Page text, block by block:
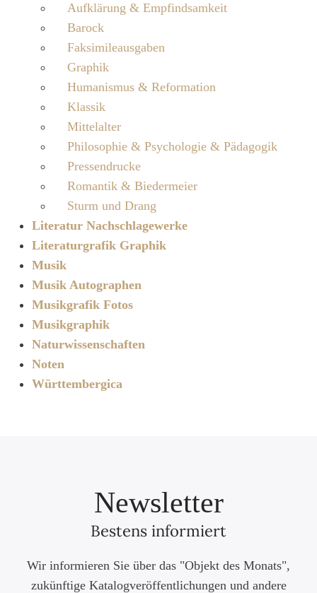
Aufklärung & Empfindsamkeit
Barock
Faksimileausgaben
Graphik
Humanismus & Reformation
Klassik
Mittelalter
Philosophie & Psychologie & Pädagogik
Pressendrucke
Romantik & Biedermeier
Sturm und Drang
Literatur Nachschlagewerke
Literaturgrafik Graphik
Musik
Musik Autographen
Musikgrafik Fotos
Musikgraphik
Naturwissenschaften
Noten
Württembergica
Newsletter
Bestens informiert
Wir informieren Sie über das "Objekt des Monats",
zukünftige Katalogveröffentlichungen und andere